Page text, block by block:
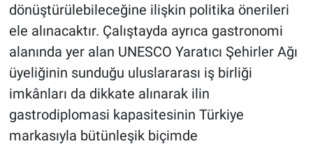
dönüştürülebileceğine ilişkin politika önerileri
ele alınacaktır. Çalıştayda ayrıca gastronomi
alanında yer alan UNESCO Yaratıcı Şehirler Ağı
üyeliğinin sunduğu uluslararası iş birliği
imkânları da dikkate alınarak ilin
gastrodiplomasi kapasitesinin Türkiye
markasıyla bütünleşik biçimde